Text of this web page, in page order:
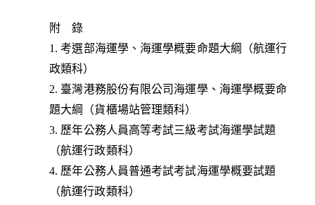
附 錄
1. 考選部海運學、海運學概要命題大綱（航運行
政類科）
2. 臺灣港務股份有限公司海運學、海運學概要命
題大綱（貨櫃場站管理類科）
3. 歷年公務人員高等考試三級考試海運學試題
（航運行政類科）
4. 歷年公務人員普通考試考試海運學概要試題
（航運行政類科）